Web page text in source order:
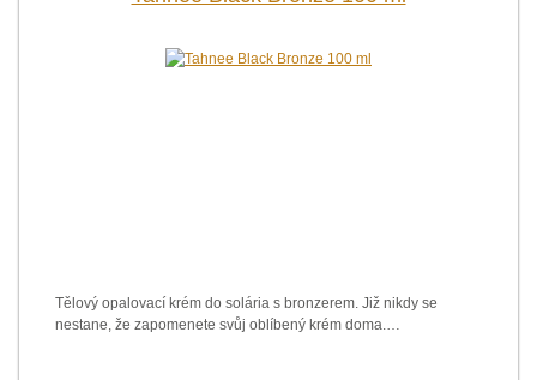
Tělový opalovací krém do solária s bronzerem. Již nikdy se
nestane, že zapomenete svůj oblíbený krém doma.…